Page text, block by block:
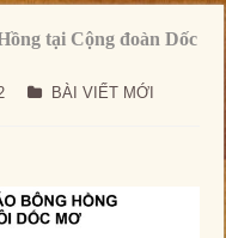
tại Cộng đoàn Dốc
BÀI VIẾT MỚI